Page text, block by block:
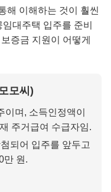
해 이해하는 것이 훨씬
대주택 입주를 준비
증금 지원이 어떻게
모씨)
며, 소득인정액이
주거급여 수급자임.
되어 입주를 앞두고
만 원.